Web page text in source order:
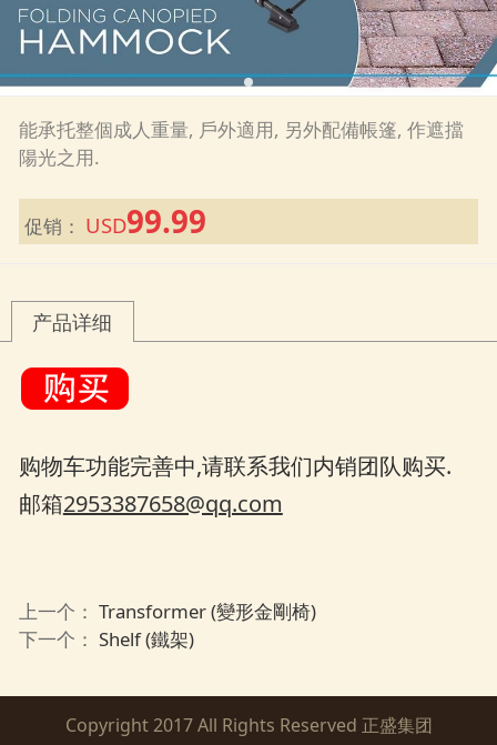
能承托整個成人重量, 戶外適用, 另外配備帳篷, 作遮擋
陽光之用.
促销： USD99.99
产品详细
购物车功能完善中,请联系我们内销团队购买.
邮箱2953387658@qq.com
上一个： Transformer (變形金剛椅)
下一个： Shelf (鐵架)
Copyright 2017 All Rights Reserved 正盛集团